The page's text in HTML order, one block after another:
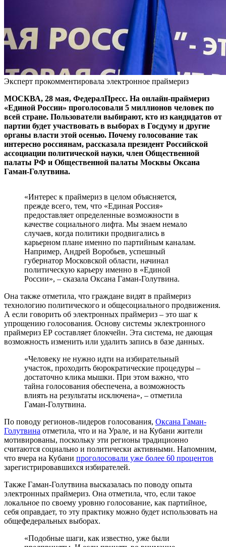
Эксперт прокомментировала электронное праймериз
МОСКВА, 28 мая, ФедералПресс. На онлайн-праймериз
«Единой России» проголосовали 5 миллионов человек по
всей стране. Пользователи выбирают, кто из кандидатов от
партии будет участвовать в выборах в Госдуму и другие
органы власти этой осенью. Почему голосование так
интересно россиянам, рассказала президент Российской
ассоциации политической науки, член Общественной
палаты РФ и Общественной палаты Москвы Оксана
Гаман-Голутвина.
«Интерес к праймериз в целом объясняется,
прежде всего, тем, что «Единая Россия»
предоставляет определенные возможности в
качестве социального лифта. Мы знаем немало
случаев, когда политики продвигались в
карьерном плане именно по партийным каналам.
Например, Андрей Воробьев, успешный
губернатор Московской области, начинал
политическую карьеру именно в «Единой
России», – сказала Оксана Гаман-Голутвина.
Она также отметила, что граждане видят в праймериз
технологию политического и общесоциального продвижения.
А если говорить об электронных праймериз – это шаг к
упрощению голосования. Основу системы эклектронного
праймериз ЕР составляет блокчейн. Эта система, не дающая
возможность изменить или удалить запись в базе данных.
«Человеку не нужно идти на избирательный
участок, проходить бюрократические процедуры –
достаточно клика мышки. При этом важно, что
тайна голосования обеспечена, а возможность
влиять на результаты исключена», – отметила
Гаман-Голутвина.
По поводу регионов-лидеров голосования, Оксана Гаман-
Голутвина отметила, что и на Урале, и на Кубани жители
мотивированы, поскольку эти регионы традиционно
считаются социально и политически активными. Напомним,
что вчера на Кубани проголосовали уже более 60 процентов
зарегистрировавшихся избирателей.
Также Гаман-Голутвина высказалась по поводу опыта
электронных праймериз. Она отметила, что, если такое
локальное по своему уровню голосование, как партийное,
себя оправдает, то эту практику можно будет использовать на
общефедеральных выборах.
«Подобные шаги, как известно, уже были